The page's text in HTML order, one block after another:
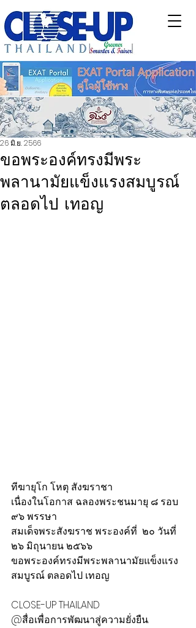
ขอพระองค์ทรงมีพระ
พลานามัยแข็งแรงสมบูรณ์
ตลอดไป เทอญ
26 มิ.ย. 2566
ทีฆายุโก โหตุ สังฆราชา
เนื่องในโอกาส ฉลองพระชนมายุ ๘ รอบ
๙๖ พรรษา
สมเด็จพระสังฆราช พระองค์ที่  ๒๐ วันที่
๒๖ มิถุนายน ๒๕๖๖
ขอพระองค์ทรงมีพระพลานามัยแข็งแรง
สมบูรณ์ ตลอดไป เทอญ
CLOSE-UP THAILAND
@สื่อเพื่อการพัฒนาสู่ความยั่งยืน.